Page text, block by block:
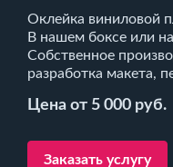
Оклейка виниловой
В нашем боксе или
Собственное
разработка макета,
Цена от 5 000 руб.
Заказать услугу